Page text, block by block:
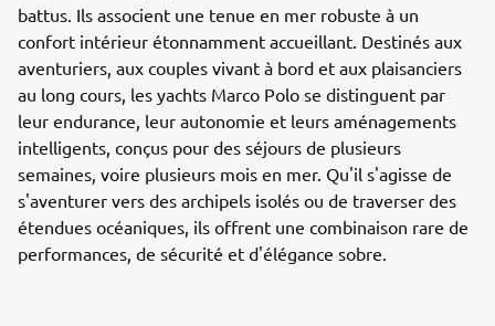
battus. Ils associent une tenue en mer robuste à un
confort intérieur étonnamment accueillant. Destinés aux
aventuriers, aux couples vivant à bord et aux plaisanciers
au long cours, les yachts Marco Polo se distinguent par
leur endurance, leur autonomie et leurs aménagements
intelligents, conçus pour des séjours de plusieurs
semaines, voire plusieurs mois en mer. Qu'il s'agisse de
s'aventurer vers des archipels isolés ou de traverser des
étendues océaniques, ils offrent une combinaison rare de
performances, de sécurité et d'élégance sobre.